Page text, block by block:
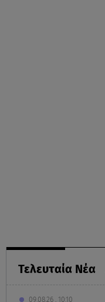
Τελευταία Νέα
09.08.26 , 10:10